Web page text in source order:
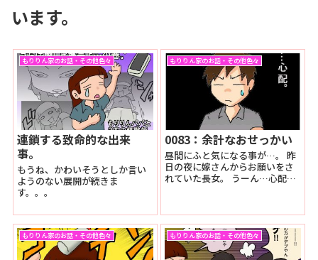
います。
もりりん家のお話・その他色々
連鎖する致命的な出来
事。
もうね、かわいそうとしか言い
ようのない展開が続きま
す。。。
もりりん家のお話・その他色々
0083：余計なおせっかい
昼間にふと気になる事が…。 昨
日の夜に嫁さんからお願いをさ
れていた長女。 うーん…心配。
じで(´Д｀) 僕...
もりりん家のお話・その他色々 もりりん家のお話・その他色々